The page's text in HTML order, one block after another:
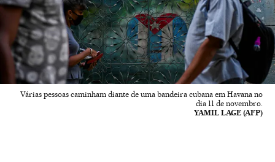
Várias pessoas caminham diante de uma bandeira cubana em Havana no
dia 11 de novembro.
YAMIL LAGE (AFP)